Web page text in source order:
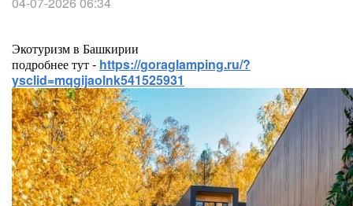
Экотуризм в Башкирии
подробнее тут - https://goraglamping.ru/?
ysclid=mqgijaolnk541525931